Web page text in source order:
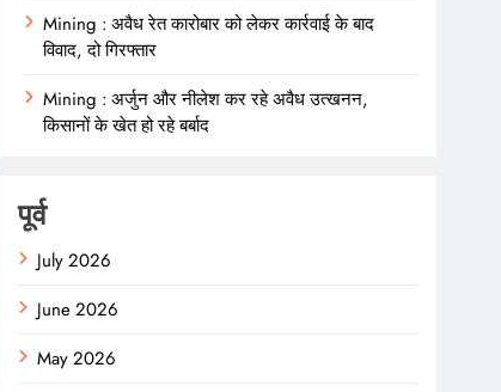
Mining : अवैध रेत कारोबार को लेकर कार्रवाई के बाद
विवाद, दो गिरफ्तार
Mining : अर्जुन और नीलेश कर रहे अवैध उत्खनन,
किसानों के खेत हो रहे बर्बाद
पूर्व
July 2026
June 2026
May 2026